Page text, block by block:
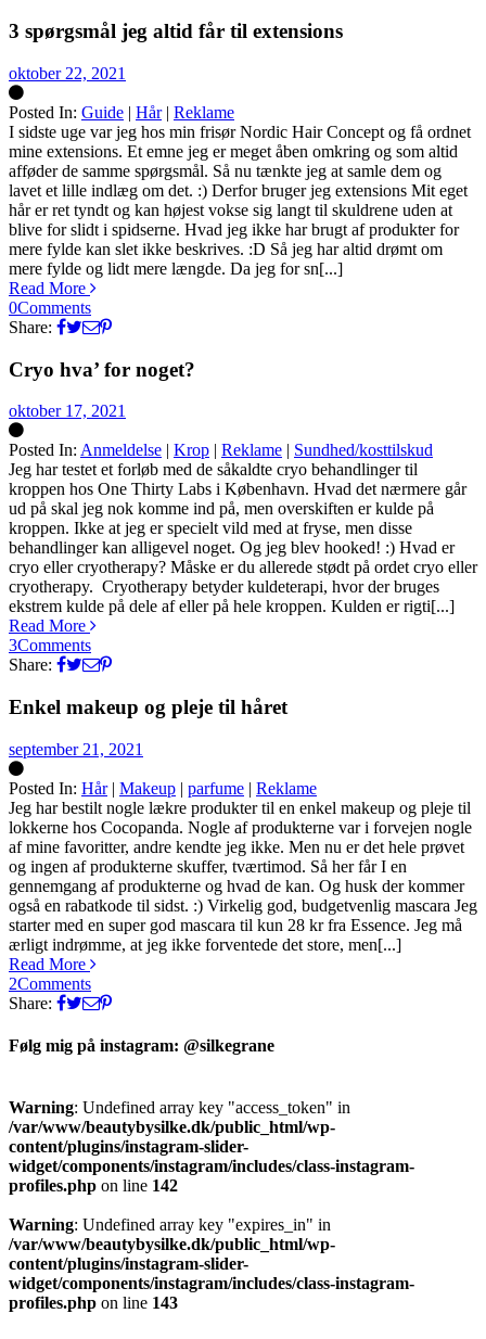
3 spørgsmål jeg altid får til extensions
oktober 22, 2021
Posted In: Guide | Hår| Reklame
Silke
I sidste uge var jeg hos min frisør Nordic Hair Concept og få ordnet
mine extensions. Et emne jeg er meget åben omkring og som altid
afføder de samme spørgsmål. Så nu tænkte jeg at samle dem og
lavet et lille indlæg om det. :) Derfor bruger jeg extensions Mit eget
hår er ret tyndt og kan højest vokse sig langt til skuldrene uden at
blive for slidt i spidserne. Hvad jeg ikke har brugt af produkter for
mere fylde kan slet ikke beskrives. :D Så jeg har altid drømt om
mere fylde og lidt mere længde. Da jeg for sn[...]
Read More
0Comments
Share:
Cryo hva’ for noget?
oktober 17, 2021
Posted In: Anmeldelse Krop Reklame
Sundhed/kosttilskud
Silke
Jeg har testet et forløb med de såkaldte cryo behandlinger til
kroppen hos One Thirty Labs i København. Hvad det nærmere går
ud på skal jeg nok komme ind på, men overskiften er kulde på
kroppen. Ikke at jeg er specielt vild med at fryse, men disse
behandlinger kan alligevel noget. Og jeg blev hooked! :) Hvad er
cryo eller cryotherapy? Måske er du allerede stødt på ordet cryo eller
cryotherapy. Cryotherapy betyder kuldeterapi, hvor der bruges
ekstrem kulde på dele af eller på hele kroppen. Kulden er rigti[...]
Read More
3Comments
Share:
Enkel makeup og pleje til håret
september 21, 2021
Posted In: Hår| Makeup | parfume | Reklame
Silke
Jeg har bestilt nogle lækre produkter til en enkel makeup og pleje til
lokkerne hos Cocopanda. Nogle af produkterne var i forvejen nogle
af mine favoritter, andre kendte jeg ikke. Men nu er det hele prøvet
og ingen af produkterne skuffer, tværtimod. Så her får I en
gennemgang af produkterne og hvad de kan. Og husk der kommer
også en rabatkode til sidst. :) Virkelig god, budgetvenlig mascara Jeg
starter med en super god mascara til kun 28 kr fra Essence. Jeg må
ærligt indrømme, at jeg ikke forventede det store, men[...]
Read More
2Comments
Share:
Følg mig på instagram: @silkegrane
Warning: Undefined array key "access_token" in
/var/www/beautybysilke.dk/public_html/wp-
content/plugins/instagram-slider-
widget/components/instagram/includes/class-instagram-
profiles.php on line 142
Warning: Undefined array key "expires_in" in
/var/www/beautybysilke.dk/public_html/wp-
content/plugins/instagram-slider-
widget/components/instagram/includes/class-instagram-
profiles.php on line 143